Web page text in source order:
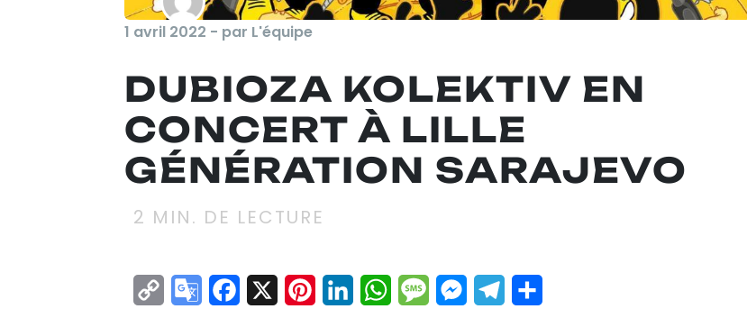
1 avril 2022 - par L'équipe
DUBIOZA KOLEKTIV EN
CONCERT À LILLE
GÉNÉRATION SARAJEVO
2 MIN. DE LECTURE
Copy GoogleFacebook
X Pinterest
LinkedInWhatsApp
MessageMessenger
Telegram